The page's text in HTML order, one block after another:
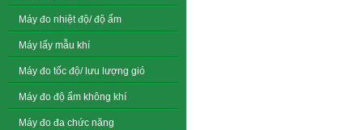
Máy đo nhiệt độ/ độ ẩm
Máy lấy mẫu khí
Máy đo tốc độ/ lưu lượng gió
Máy đo độ ẩm không khí
Máy đo đa chức năng